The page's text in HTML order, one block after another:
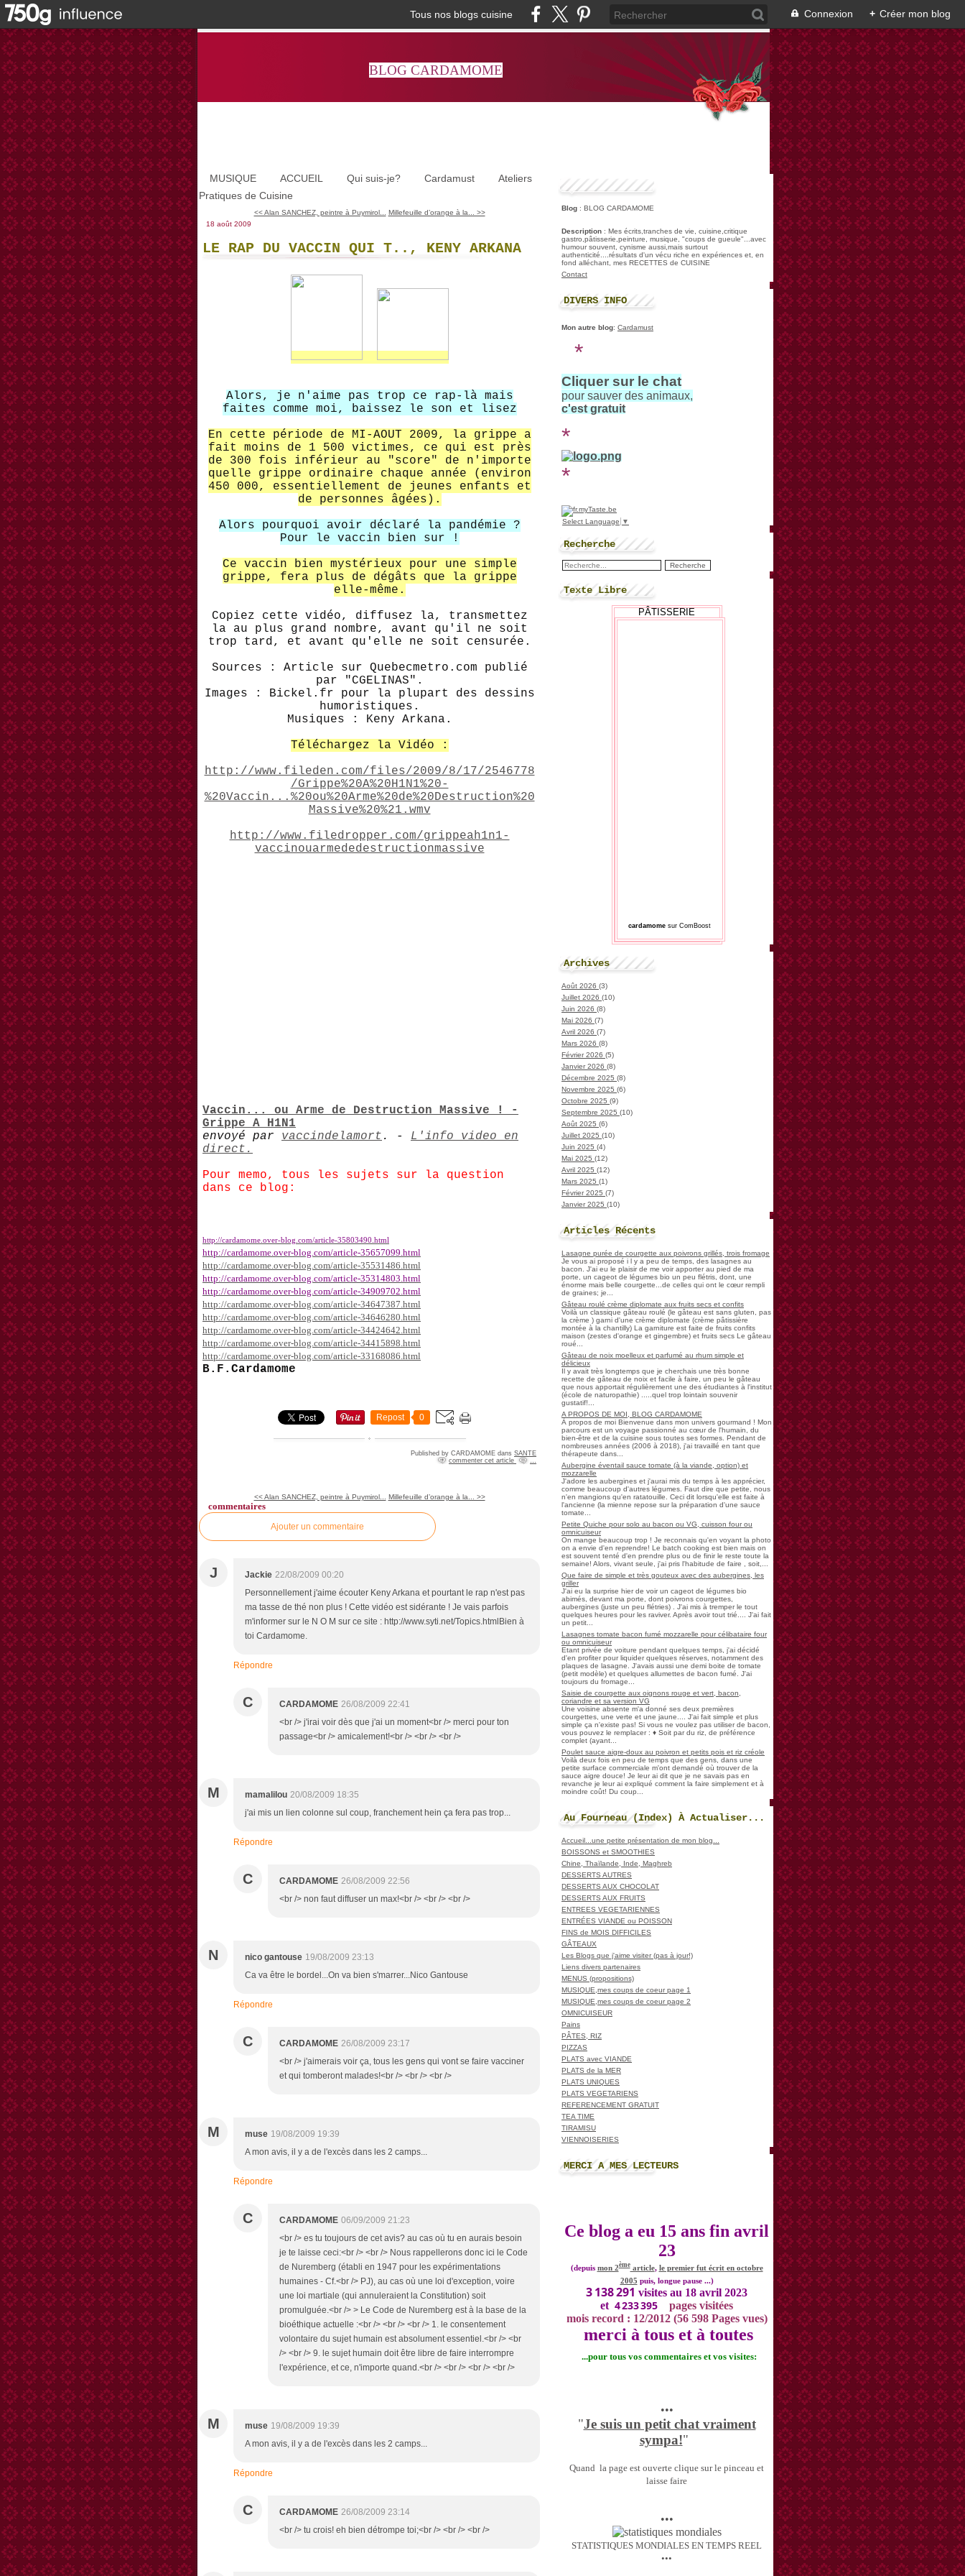
Tous nos blogs cuisine Connexion + Créer mon blog
BLOG CARDAMOME
MUSIQUE ACCUEIL Qui suis-je? Cardamust
Ateliers
Pratiques de Cuisine
<< Alan SANCHEZ, peintre à Puymirol...
Millefeuille d’orange à la... >>
18 août 2009
LE RAP DU VACCIN QUI T.., KENY ARKANA
Alors, je n'aime pas trop ce rap-là mais
faites comme moi, baissez le son et lisez
En cette période de MI-AOUT 2009, la grippe a
fait moins de 1 500 victimes, ce qui est près
de 300 fois inférieur au "score" de n'importe
quelle grippe ordinaire chaque année (environ
450 000, essentiellement de jeunes enfants et
de personnes âgées).
Alors pourquoi avoir déclaré la pandémie ?
Pour le vaccin bien sur !
Ce vaccin bien mystérieux pour une simple
grippe, fera plus de dégâts que la grippe
elle-même.
Copiez cette vidéo, diffusez la, transmettez
la au plus grand nombre, avant qu'il ne soit
trop tard, et avant qu'elle ne soit censurée.
Sources : Article sur Quebecmetro.com publié
par "CGELINAS".
Images : Bickel.fr pour la plupart des dessins
humoristiques.
Musiques : Keny Arkana.
Téléchargez la Vidéo :
http://www.fileden.com/files/2009/8/17/2546778
/Grippe%20A%20H1N1%20-
%20Vaccin...%20ou%20Arme%20de%20Destruction%20
Massive%20%21.wmv
http://www.filedropper.com/grippeah1n1-
vaccinouarmededestructionmassive
Vaccin... ou Arme de Destruction Massive ! -
Grippe A H1N1
envoyé par
vaccindelamort . -
L'info video en
direct.
Pour memo, tous les sujets sur la question
dans ce blog:
http://cardamome.over-blog.com/article-35803490.html
http://cardamome.over-blog.com/article-35657099.html
http://cardamome.over-blog.com/article-35531486.html
http://cardamome.over-blog.com/article-35314803.html
http://cardamome.over-blog.com/article-34909702.html
http://cardamome.over-blog.com/article-34647387.html
http://cardamome.over-blog.com/article-34646280.html
http://cardamome.over-blog.com/article-34424642.html
http://cardamome.over-blog.com/article-34415898.html
http://cardamome.over-blog.com/article-33168086.html
B.F.Cardamome
Repost 0
Published by CARDAMOME dans SANTE
commenter cet article
…
<< Alan SANCHEZ, peintre à Puymirol... Millefeuille d’orange à la... >>
commentaires
Ajouter un commentaire
J Jackie 22/08/2009 00:20
Personnellement j'aime écouter Keny Arkana et pourtant le rap n'est pas
ma tasse de thé non plus ! Cette vidéo est sidérante ! Je vais parfois
m'informer sur le N O M sur ce site : http://www.syti.net/Topics.htmlBien à
toi Cardamome.
Répondre
C CARDAMOME 26/08/2009 22:41
<br /> j'irai voir dès que j'ai un moment<br /> merci pour ton
passage<br /> amicalement!<br /> <br /> <br />
M mamalilou 20/08/2009 18:35
j'ai mis un lien colonne sul coup, franchement hein ça fera pas trop...
Répondre
C CARDAMOME 26/08/2009 22:56
<br /> non faut diffuser un max!<br /> <br /> <br />
N nico gantouse 19/08/2009 23:13
Ca va être le bordel...On va bien s'marrer...Nico Gantouse
Répondre
C CARDAMOME 26/08/2009 23:17
<br /> j'aimerais voir ça, tous les gens qui vont se faire vacciner
et qui tomberont malades!<br /> <br /> <br />
M muse 19/08/2009 19:39
A mon avis, il y a de l'excès dans les 2 camps...
Répondre
C CARDAMOME 06/09/2009 21:23
<br /> es tu toujours de cet avis? au cas où tu en aurais besoin
je te laisse ceci:<br /> <br /> Nous rappellerons donc ici le Code
de Nuremberg (établi en 1947 pour les expérimentations
humaines - Cf.<br /> PJ), au cas où une loi d'exception, voire
une loi martiale (qui annuleraient la Constitution) soit
promulguée.<br /> > Le Code de Nuremberg est à la base de la
bioéthique actuelle :<br /> <br /> <br /> 1. le consentement
volontaire du sujet humain est absolument essentiel.<br /> <br
/> <br /> 9. le sujet humain doit être libre de faire interrompre
l'expérience, et ce, n'importe quand.<br /> <br /> <br /> <br />
M muse 19/08/2009 19:39
A mon avis, il y a de l'excès dans les 2 camps...
Répondre
C CARDAMOME 26/08/2009 23:14
<br /> tu crois! eh bien détrompe toi;<br /> <br /> <br />
Blog : BLOG CARDAMOME
Description : Mes écrits,tranches de vie, cuisine,critique
gastro,pâtisserie,peinture, musique, "coups de gueule"...avec
humour souvent, cynisme aussi,mais surtout
authenticité....résultats d'un vécu riche en expériences et, en
fond alléchant, mes RECETTES de CUISINE
Contact
DIVERS INFO
Mon autre blog: Cardamust
*
Cliquer sur le chat
pour sauver des animaux,
c'est gratuit
*
*
Select Language ▼
Recherche
Texte Libre
PÂTISSERIE
cardamome sur ComBoost
Archives
Août 2026 (3)
Juillet 2026 (10)
Juin 2026 (8)
Mai 2026 (7)
Avril 2026 (7)
Mars 2026 (8)
Février 2026 (5)
Janvier 2026 (8)
Décembre 2025 (8)
Novembre 2025 (6)
Octobre 2025 (9)
Septembre 2025 (10)
Août 2025 (6)
Juillet 2025 (10)
Juin 2025 (4)
Mai 2025 (12)
Avril 2025 (12)
Mars 2025 (1)
Février 2025 (7)
Janvier 2025 (10)
Articles Récents
Lasagne purée de courgette aux poivrons grillés, trois fromage
Je vous ai proposé i l y a peu de temps, des lasagnes au
bacon. J'ai eu le plaisir de me voir apporter au pied de ma
porte, un cageot de légumes bio un peu flétris, dont, une
énorme mais belle courgette...de celles qui ont le cœur rempli
de graines; je...
Gâteau roulé crème diplomate aux fruits secs et confits
Voilà un classique gâteau roulé (le gâteau est sans gluten, pas
la crème ) garni d'une crème diplomate (crème pâtissière
montée à la chantilly) La garniture est faite de fruits confits
maison (zestes d'orange et gingembre) et fruits secs Le gâteau
roué...
Gâteau de noix moelleux et parfumé au rhum simple et
délicieux
Il y avait très longtemps que je cherchais une très bonne
recette de gâteau de noix et facile à faire, un peu le gâteau
que nous apportait régulièrement une des étudiantes à l'institut
(école de naturopathie) .....quel trop lointain souvenir
gustatif!...
A PROPOS DE MOI, BLOG CARDAMOME
À propos de moi Bienvenue dans mon univers gourmand ! Mon
parcours est un voyage passionné au cœur de l'humain, du
bien-être et de la cuisine sous toutes ses formes. Pendant de
nombreuses années (2006 à 2018), j'ai travaillé en tant que
thérapeute dans...
Aubergine éventail sauce tomate (à la viande, option) et
mozzarelle
J'adore les aubergines et j'aurai mis du temps à les apprécier,
comme beaucoup d'autres légumes. Faut dire que petite, nous
n'en mangions qu'en ratatouille. Ceci dit lorsqu'elle est faite à
l'ancienne (la mienne repose sur la préparation d'une sauce
tomate...
Petite Quiche pour solo au bacon ou VG, cuisson four ou
omnicuiseur
On mange beaucoup trop ! Je reconnais qu'en voyant la photo
on a envie d'en reprendre! Le batch cooking est bien mais on
est souvent tenté d'en prendre plus ou de finir le reste toute la
semaine! Alors, vivant seule, j'ai pris l'habitude de faire , soit,...
Que faire de simple et très gouteux avec des aubergines, les
griller
J'ai eu la surprise hier de voir un cageot de légumes bio
abimés, devant ma porte, dont poivrons courgettes,
aubergines (juste un peu flétries) . J'ai mis à tremper le tout
quelques heures pour les raviver. Après avoir tout trié.... J'ai fait
un petit...
Lasagnes tomate bacon fumé mozzarelle pour célibataire four
ou omnicuiseur
Etant privée de voiture pendant quelques temps, j'ai décidé
d'en profiter pour liquider quelques réserves, notamment des
plaques de lasagne. J'avais aussi une demi boite de tomate
(petit modèle) et quelques allumettes de bacon fumé. J'ai
toujours du fromage...
Saisie de courgette aux oignons rouge et vert, bacon,
coriandre et sa version VG
Une voisine absente m'a donné ses deux premières
courgettes, une verte et une jaune.... J'ai fait simple et plus
simple ça n'existe pas! Si vous ne voulez pas utiliser de bacon,
vous pouvez le remplacer : ♦ Soit par du riz, de préférence
complet (ayant...
Poulet sauce aigre-doux au poivron et petits pois et riz créole
Voilà deux fois en peu de temps que des gens, dans une
petite surface commerciale m'ont demandé où trouver de la
sauce aigre douce! Je leur ai dit que je ne savais pas en
revanche je leur ai expliqué comment la faire simplement et à
moindre coût! Du coup...
Au Fourneau (Index) À Actualiser...
Accueil...une petite présentation de mon blog...
BOISSONS et SMOOTHIES
Chine, Thaïlande, Inde, Maghreb
DESSERTS AUTRES
DESSERTS AUX CHOCOLAT
DESSERTS AUX FRUITS
ENTREES VEGETARIENNES
ENTRÉES VIANDE ou POISSON
FINS de MOIS DIFFICILES
GÂTEAUX
Les Blogs que j'aime visiter (pas à jour!)
Liens divers partenaires
MENUS (propositions)
MUSIQUE,mes coups de coeur page 1
MUSIQUE,mes coups de coeur page 2
OMNICUISEUR
Pains
PÂTES, RIZ
PIZZAS
PLATS avec VIANDE
PLATS de la MER
PLATS UNIQUES
PLATS VEGETARIENS
REFERENCEMENT GRATUIT
TEA TIME
TIRAMISU
VIENNOISERIES
MERCI A MES LECTEURS
Ce blog a eu 15 ans fin avril
23
(depuis mon 2èmearticle, le premier fut écrit en octobre
2005 puis, longue pause ...)
3 138 291 visites au 18 avril 2023
et 4 233 395
pages visitées
mois record : 12/2012 (56 598 Pages vues)
merci à tous et à toutes
...pour tous vos commentaires et vos visites:
•••
"Je suis un petit chat vraiment
sympa!"
Quand la page est ouverte clique sur le pinceau et
laisse faire
•••
STATISTIQUES MONDIALES EN TEMPS REEL
•••